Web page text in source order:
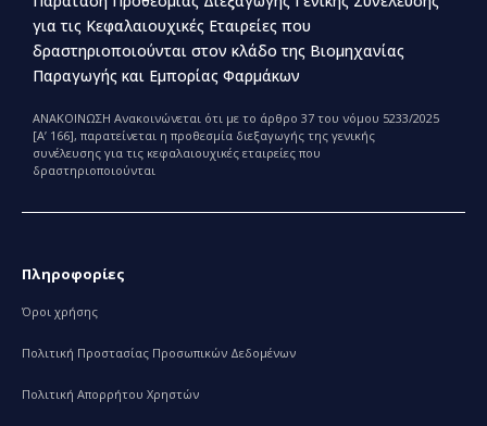
για τις Κεφαλαιουχικές Εταιρείες που
δραστηριοποιούνται στον κλάδο της Βιομηχανίας
Παραγωγής και Εμπορίας Φαρμάκων
ΑΝΑΚΟΙΝΩΣΗ Ανακοινώνεται ότι με το άρθρο 37 του νόμου 5233/2025
[Α’ 166], παρατείνεται η προθεσμία διεξαγωγής της γενικής
συνέλευσης για τις κεφαλαιουχικές εταιρείες που
δραστηριοποιούνται
Πληροφορίες
Όροι χρήσης
Πολιτική Προστασίας Προσωπικών Δεδομένων
Πολιτική Απορρήτου Χρηστών